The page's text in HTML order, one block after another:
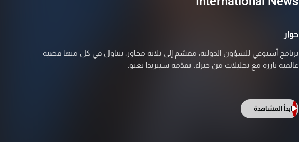
حوار
برنامج أسبوعي للشؤون الدولية، مقسّم إلى ثلاثة محاور، يتناول في كل منها قضية
عالمية بارزة مع تحليلات من خبراء. تقدّمه سيتريدا بعيو.
ابدأ المشاهدة